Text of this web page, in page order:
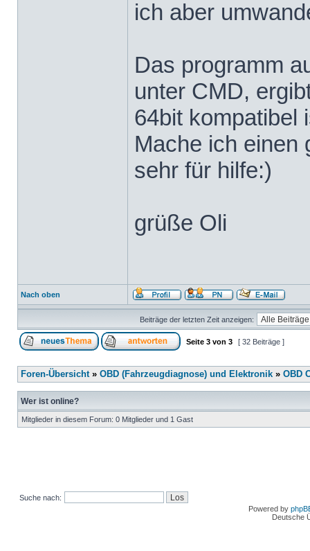
ich aber
Das programm
unter CMD,
64bit kompatibel
Mache ich einen
sehr für hilfe:)
grüße Oli
Nach oben
Beiträge der letzten Zeit anzeigen:
Seite 3 von 3 [ 32 Beiträge ]
Foren-Übersicht» OBD (Fahrzeugdiagnose) und Elektronik » OBD
Wer ist online?
Mitglieder in diesem Forum: 0 Mitglieder und 1 Gast
Suche nach:
Powered by
Deutsche